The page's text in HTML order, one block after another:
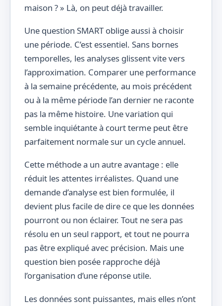
maison ? » Là, on peut déjà travailler.
Une question SMART oblige aussi à choisir
une période. C’est essentiel. Sans bornes
temporelles, les analyses glissent vite vers
l’approximation. Comparer une performance
à la semaine précédente, au mois précédent
ou à la même période l’an dernier ne raconte
pas la même histoire. Une variation qui
semble inquiétante à court terme peut être
parfaitement normale sur un cycle annuel.
Cette méthode a un autre avantage : elle
réduit les attentes irréalistes. Quand une
demande d’analyse est bien formulée, il
devient plus facile de dire ce que les données
pourront ou non éclairer. Tout ne sera pas
résolu en un seul rapport, et tout ne pourra
pas être expliqué avec précision. Mais une
question bien posée rapproche déjà
l’organisation d’une réponse utile.
Les données sont puissantes, mais elles n’ont